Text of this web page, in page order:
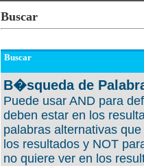
Buscar
Buscar
B�squeda de
Puede usar AND para
deben estar en los
palabras alternativas
los resultados y NOT
no quiere ver en los